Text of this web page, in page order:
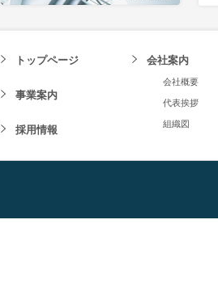
トップページ
事業案内
採用情報
会社案内
会社概要
代表挨拶
組織図